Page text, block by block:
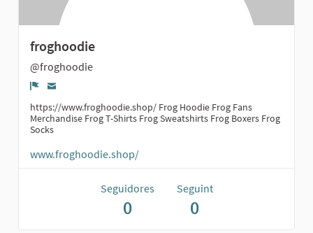
froghoodie
@froghoodie
Denúncia
https://www.froghoodie.shop/ Frog Hoodie Frog Fans
Merchandise Frog T-Shirts Frog Sweatshirts Frog Boxers Frog
Socks
www.froghoodie.shop/
Seguidores
0
Seguint
0